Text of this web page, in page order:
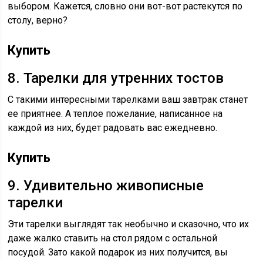
выбором. Кажется, словно они вот-вот растекутся по
столу, верно?
Купить
8. Тарелки для утренних тостов
С такими интересными тарелками ваш завтрак станет
ее приятнее. А теплое пожелание, написанное на
каждой из них, будет радовать вас ежедневно.
Купить
9. Удивительно живописные
тарелки
Эти тарелки выглядят так необычно и сказочно, что их
даже жалко ставить на стол рядом с остальной
посудой. Зато какой подарок из них получится, вы